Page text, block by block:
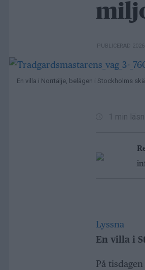
PUBLICERAD
En villa i Norrtälje, belägen i Stockholms
1 min
Lyssna
En villa i
På